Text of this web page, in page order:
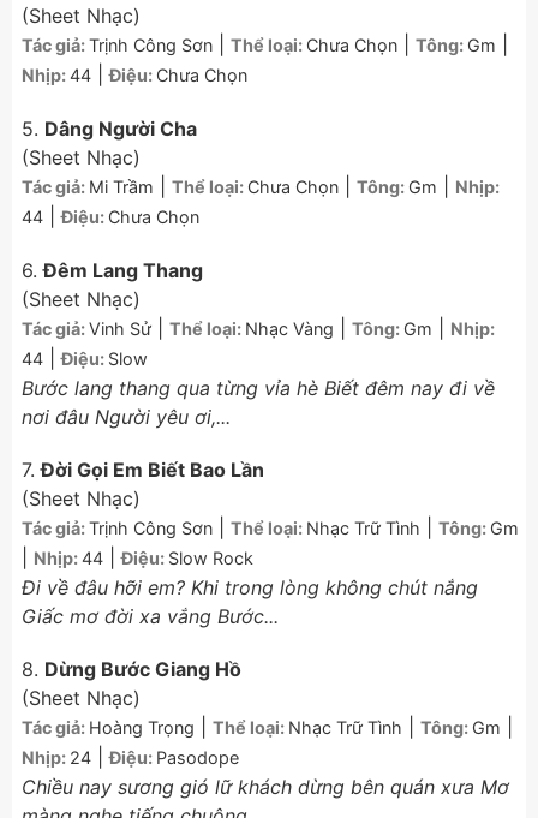
(Sheet Nhạc)
Tác giả:Trịnh Công Sơn Thể loại: Chưa Chọn Tông: Gm
Nhịp:44 |Điệu: Chưa Chọn
5. Dâng Người Cha
(Sheet Nhạc)
Tác giả: Mi Trầm Thể loại: Chưa Chọn Tông: Gm
Nhịp:
44 |Điệu: Chưa Chọn
6.Đêm Lang Thang
(Sheet Nhạc)
Tác giả:Vinh Sử Thể loại: Nhạc Vàng Tông: Gm
Nhịp:
44 |Điệu: Slow
Bước lang thang qua từng vỉa hè Biết đêm nay đi về
nơi đâu Người yêu ơi,...
7.Đời Gọi Em Biết Bao Lần
(Sheet Nhạc)
Tác giả:Trịnh Công Sơn Thể loại: Nhạc Trữ Tình Tông: Gm
Nhịp:44 |Điệu: Slow Rock
Đi về đâu hỡi em? Khi trong lòng không chút nắng
Giấc mơ đời xa vắng Bước...
8. Dừng Bước Giang Hồ
(Sheet Nhạc)
Tác giả: Hoàng Trọng Thể loại: Nhạc Trữ Tình Tông: Gm
Nhịp: 24 |Điệu: Pasodope
Chiều nay sương gió lữ khách dừng bên quán xưa Mơ